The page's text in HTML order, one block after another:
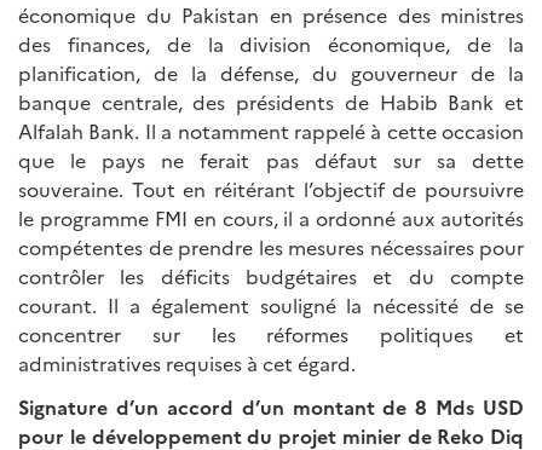
économique du Pakistan en présence des ministres
des finances, de la division économique, de la
planification, de la défense, du gouverneur de la
banque centrale, des présidents de Habib Bank et
Alfalah Bank. Il a notamment rappelé à cette occasion
que le pays ne ferait pas défaut sur sa dette
souveraine. Tout en réitérant l’objectif de poursuivre
le programme FMI en cours, il a ordonné aux autorités
compétentes de prendre les mesures nécessaires pour
contrôler les déficits budgétaires et du compte
courant. Il a également souligné la nécessité de se
concentrer sur les réformes politiques et
administratives requises à cet égard.
Signature d’un accord d’un montant de 8 Mds USD
pour le développement du projet minier de Reko Diq